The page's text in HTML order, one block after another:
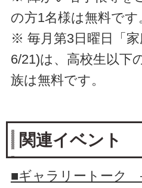
の方1名様は無料です
※ 毎月第3日曜日「家
6/21)は、高校生以下
族は無料です。
関連イベント
■ギャラリートーク